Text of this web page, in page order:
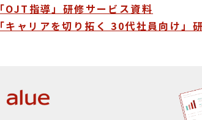
「OJT指導」研修サービス資料
「キャリアを切り拓く 30代社員向け」